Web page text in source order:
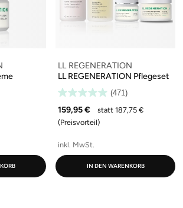
LL REGENERATION
LL REGENERATION Pflegeset
(471)
159,95 €
statt 187,75 €
(Preisvorteil)
inkl. MwSt.
IN DEN WARENKORB